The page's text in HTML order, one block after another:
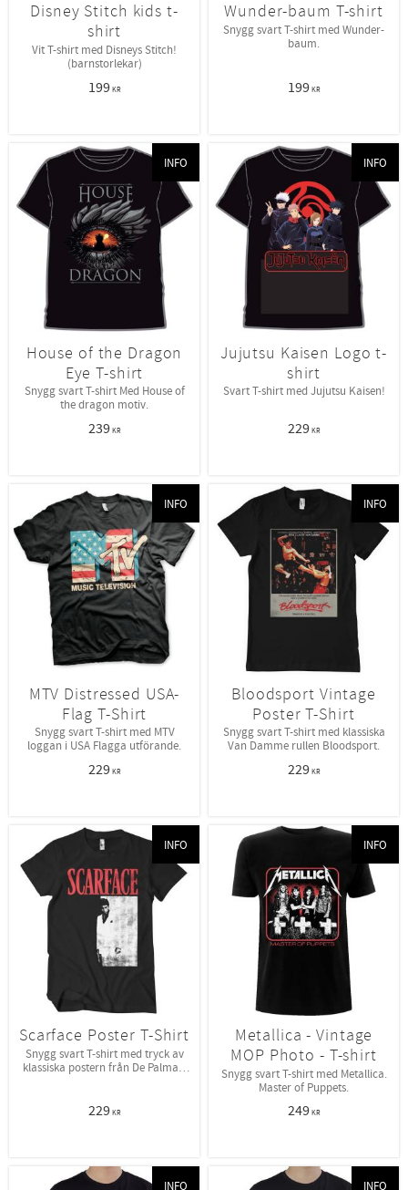
Disney Stitch kids t-
shirt
Vit T-shirt med Disneys Stitch!
(barnstorlekar)
199KR
Wunder-baum T-shirt
Snygg svart T-shirt med Wunder-
baum.
199KR
House of the Dragon
Eye T-shirt
Snygg svart T-shirt Med House of
the dragon motiv.
239KR
INFO
Jujutsu Kaisen Logo t-
shirt
Svart T-shirt med Jujutsu Kaisen!
229KR
INFO
MTV Distressed USA-
Flag T-Shirt
Snygg svart T-shirt med MTV
loggan i USA Flagga utförande.
229KR
INFO
Bloodsport Vintage
Poster T-Shirt
Snygg svart T-shirt med klassiska
Van Damme rullen Bloodsport.
229KR
INFO
Scarface Poster T-Shirt
Snygg svart T-shirt med tryck av
klassiska postern från De Palma's
229KR
INFO
Metallica - Vintage
MOP Photo - T-shirt
Snygg svart T-shirt med Metallica.
Master of Puppets.
249KR
INFO
INFO INFO